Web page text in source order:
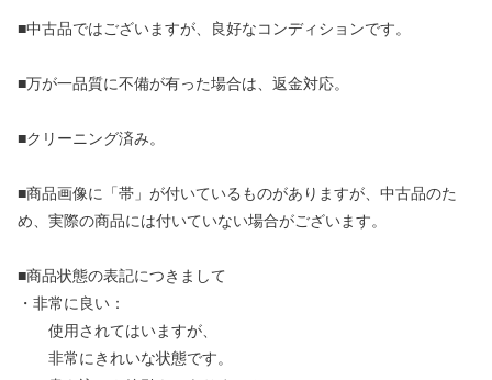
■中古品ではございますが、良好なコンディションです。
■万が一品質に不備が有った場合は、返金対応。
■クリーニング済み。
■商品画像に「帯」が付いているものがありますが、中古品のた
め、実際の商品には付いていない場合がございます。
■商品状態の表記につきまして
・非常に良い：
使用されてはいますが、
非常にきれいな状態です。